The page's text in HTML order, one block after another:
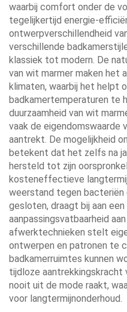
waarbij comfort onder de
tegelijkertijd energie-
ontwerpverschillendheid
verschillende
klassiek tot modern. De
van wit marmer maken het
klimaten, waarbij het helpt
badkamertemperaturen te
duurzaamheid van wit
vaak de
aantrekt. De mogelijkheid
betekent dat het zelfs na
hersteld tot zijn
kosteneffectieve
weerstand tegen bacteriën
gesloten, draagt bij aan
aanpassingsvatbaarheid
afwerktechnieken stelt
ontwerpen en patronen te
badkamerruimtes kunnen
tijdloze aantrekkingskracht
nooit uit de mode raakt,
voor langtermijnonderhoud.